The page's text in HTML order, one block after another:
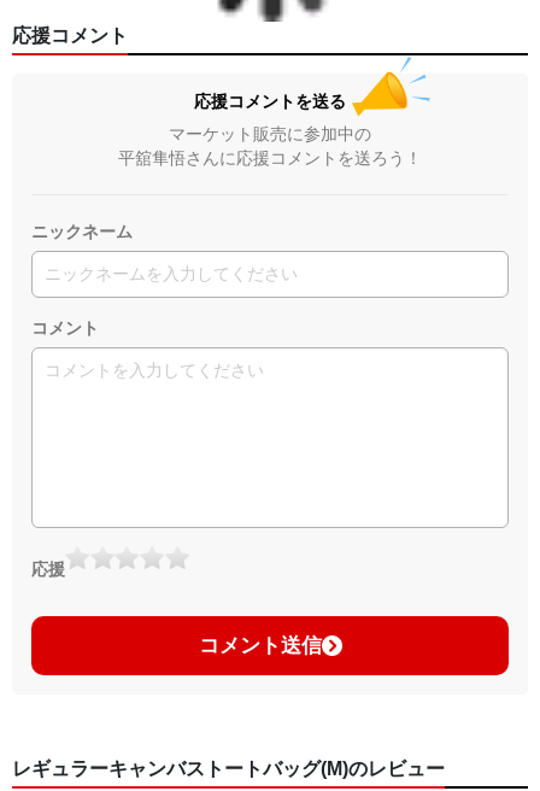
応援コメント
応援コメントを送る
マーケット販売に参加中の
平舘隼悟さんに応援コメントを送ろう！
ニックネーム
コメント
応援
コメント送信
レギュラーキャンバストートバッグ(M)のレビュー